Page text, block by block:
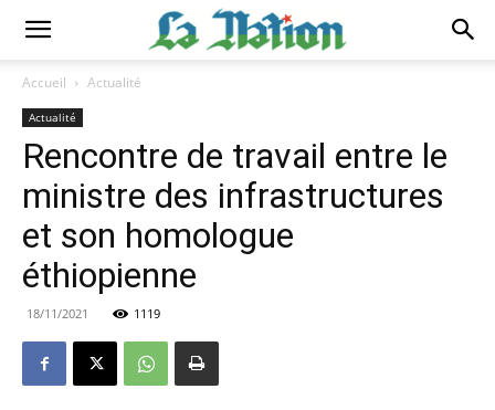
Accueil Actualité
Actualité
Rencontre de travail entre le
ministre des infrastructures
et son homologue
éthiopienne
18/11/2021 1119